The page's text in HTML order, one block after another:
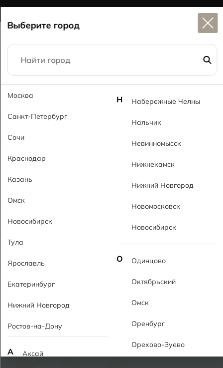
Главная Каталог
60x60
Калакатта Торонто MT Calacatta Toronto MT
Выберите город
Москва
Санкт-Петербург
Сочи
Краснодар
Казань
Омск
Новосибирск
Тула
Ярославль
Екатеринбург
Нижний Новгород
Ростов-на-Дону
А Аксай
Н Набережные Челны
Нальчик
Невинномысск
Нижнекамск
Нижний Новгород
Новомосковск
Новосибирск
О Одинцово
Октябрьский
Омск
Оренбург
Орехово-Зуево